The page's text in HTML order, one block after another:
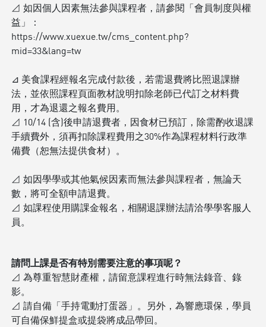
⊿ 如因個人因素無法參與課程者，請參閱「會員制度與權
益」：
https://www.xuexue.tw/cms_content.php?
mid=33&lang=tw
⊿ 美食課程經報名完成付款後，若需退費將比照退課辦
法，並依照課程頁面教材說明扣除老師已代訂之材料費
用，才為退還之報名費用。
⊿ 10/14 (含)後申請退費者，因食材已預訂，除需酌收退課
手續費外，須再扣除課程費用之30%作為課程材料行政準
備費（恕無法提供食材）。
⊿ 如因學學或其他氣候因素而無法參與課程者，無論天
數，將可全額申請退費。
⊿ 如課程使用購課金報名，相關退課辦法請洽學學客服人
員。
請問上課是否有特別需要注意的事項呢？
⊿ 為尊重智慧財產權，請留意課程進行時無法錄音、錄
影。
⊿ 請自備「手持電動打蛋器」。另外，為響應環保，學員
可自備保鮮提盒或提袋將成品帶回。